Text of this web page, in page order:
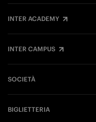
INTER ACADEMY
INTER CAMPUS
SOCIETÀ
BIGLIETTERIA